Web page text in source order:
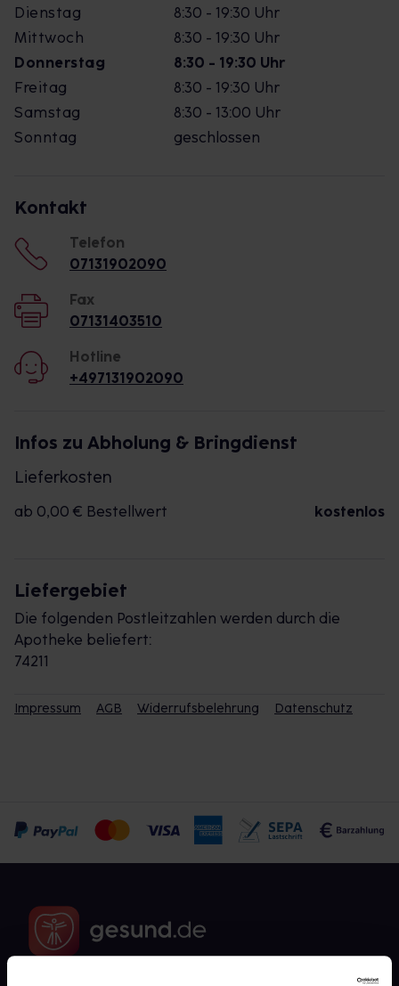
Dienstag
8:30 - 19:30 Uhr
Mittwoch
8:30 - 19:30 Uhr
Donnerstag
8:30 - 19:30 Uhr
Freitag
8:30 - 19:30 Uhr
Samstag
8:30 - 13:00 Uhr
Sonntag
geschlossen
Kontakt
Telefon
07131902090
Fax
07131403510
Hotline
+497131902090
Infos zu Abholung & Bringdienst
Lieferkosten
ab 0,00 € Bestellwert kostenlos
Liefergebiet
Die folgenden Postleitzahlen werden durch die
Apotheke beliefert:
74211
Impressum AGB Widerrufsbelehrung Datenschutz